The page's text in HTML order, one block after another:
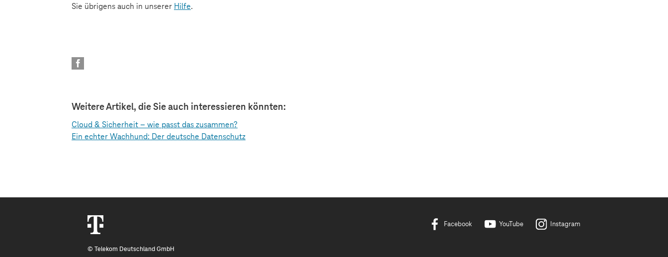
Sie übrigens auch in unserer Hilfe.
Weitere Artikel, die Sie auch interessieren könnten:
Cloud & Sicherheit – wie passt das zusammen?
Ein echter Wachhund: Der deutsche Datenschutz
Facebook YouTube Instagram
© Telekom Deutschland GmbH